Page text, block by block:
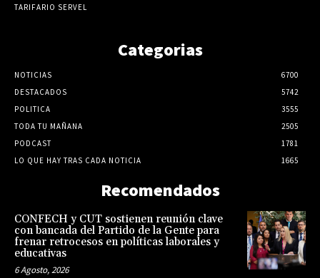
TARIFARIO SERVEL
Categorias
NOTICIAS
6700
DESTACADOS
5742
POLITICA
3555
TODA TU MAÑANA
2505
PODCAST
1781
LO QUE HAY TRAS CADA NOTICIA
1665
Recomendados
CONFECH y CUT sostienen reunión clave
con bancada del Partido de la Gente para
frenar retrocesos en políticas laborales y
educativas
6 Agosto, 2026